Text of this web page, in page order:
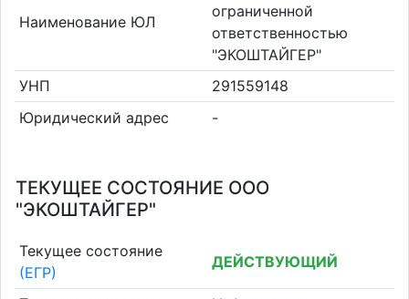
Наименование ЮЛ
ограниченной
ответственностью
"ЭКОШТАЙГЕР"
УНП
291559148
Юридический адрес
-
ТЕКУЩЕЕ СОСТОЯНИЕ ООО
"ЭКОШТАЙГЕР"
Текущее состояние
(ЕГР)
ДЕЙСТВУЮЩИЙ